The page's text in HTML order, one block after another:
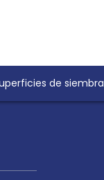
de siembra